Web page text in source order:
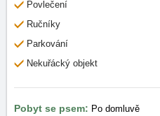
Povlečení
Ručníky
Parkování
Nekuřácký objekt
Pobyt se psem: Po domluvě